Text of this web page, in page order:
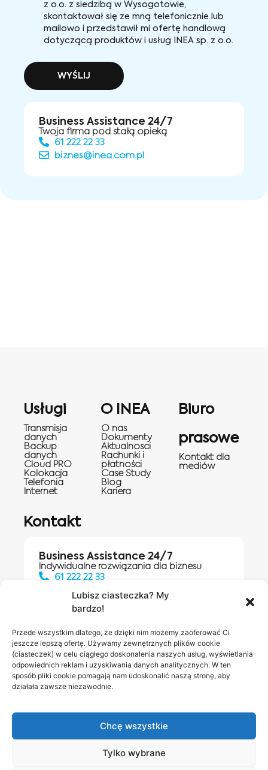
Lubisz ciasteczka? My
bardzo!
Przede wszystkim dlatego, że dzięki nim możemy zaoferować Ci
jeszcze lepszą ofertę. Używamy zewnętrznych plików cookie
(ciasteczek) w celu ciągłego doskonalenia naszych usług, wyświetlania
odpowiednich reklam i uzyskiwania danych analitycznych. W ten
sposób pliki cookie pomagają nam udoskonalić naszą stronę, aby
działała zawsze niezawodnie.
Chcę wszystkie
Tylko wybrane
z o.o. z siedzibą w Wysogotowie,
skontaktował się ze mną telefonicznie lub
mailowo i przedstawił mi ofertę handlową
dotyczącą produktów i usług INEA sp. z o.o.
WYŚLIJ
Business Assistance 24/7
Twoja firma pod stałą opieką
61 222 22 33
biznes@inea.com.pl
Usługi
Transmisja
danych
Backup
danych
Cloud PRO
Kolokacja
Telefonia
Internet
O INEA
O nas
Dokumenty
Aktualnosci
Rachunki i
płatności
Case Study
Blog
Kariera
Biuro
prasowe
Kontakt dla
mediów
Kontakt
Business Assistance 24/7
Indywidualne rozwiązania dla biznesu
61 222 22 33
Salony INEA
Napisz do